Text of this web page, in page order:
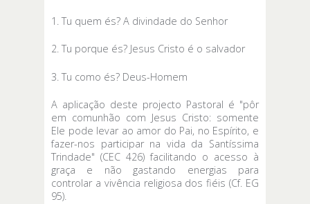
1. Tu quem és? A divindade do Senhor
2. Tu porque és? Jesus Cristo é o salvador
3. Tu como és? Deus-Homem
A aplicação deste projecto Pastoral é "pôr
em comunhão com Jesus Cristo: somente
Ele pode levar ao amor do Pai, no Espírito, e
fazer-nos participar na vida da Santíssima
Trindade" (CEC 426) facilitando o acesso à
graça e não gastando energias para
controlar a vivência religiosa dos fiéis (Cf. EG
95).